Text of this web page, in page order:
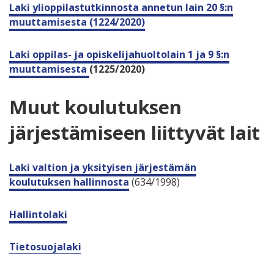
Laki ylioppilastutkinnosta annetun lain 20 §:n
muuttamisesta (1224/2020)
Laki oppilas- ja opiskelijahuoltolain 1 ja 9 §:n
muuttamisesta (1225/2020)
Muut koulutuksen
järjestämiseen liittyvät lait
Laki valtion ja yksityisen järjestämän
koulutuksen hallinnosta (634/1998)
Hallintolaki
Tietosuojalaki